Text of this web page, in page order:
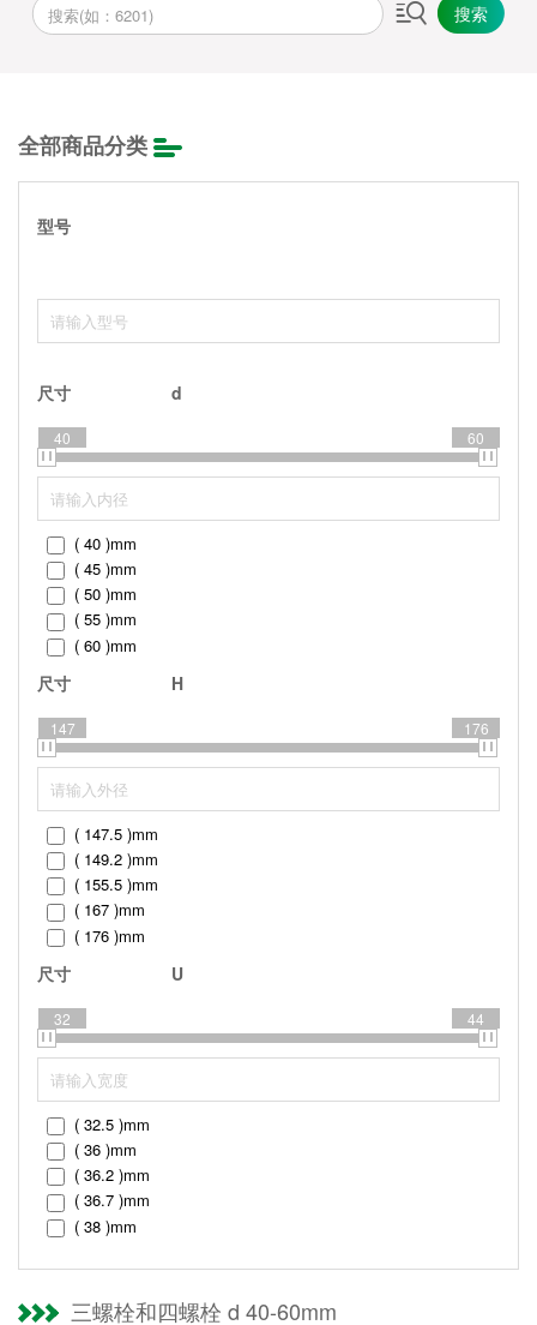
搜索
全部商品分类
型号
尺寸 d
40 60
( 40 )mm
( 45 )mm
( 50 )mm
( 55 )mm
( 60 )mm
尺寸 H
147 176
( 147.5 )mm
( 149.2 )mm
( 155.5 )mm
( 167 )mm
( 176 )mm
尺寸 U
32 44
( 32.5 )mm
( 36 )mm
( 36.2 )mm
( 36.7 )mm
( 38 )mm
( 43.6 )mm
三螺栓和四螺栓 d 40-60mm